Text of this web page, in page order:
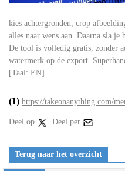
kies achtergronden, crop
alles naar wens aan. Daarna sla je
De tool is volledig gratis, zonder
watermerk op de export.
[Taal: EN]
(1) https://takeonanything.com/
Deel op Deel per
Terug naar het overzicht